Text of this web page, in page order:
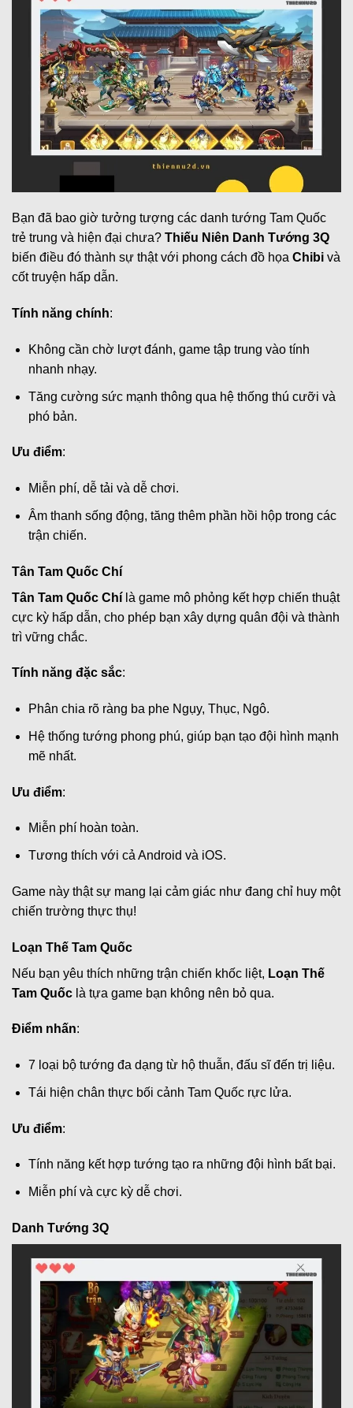
Bạn đã bao giờ tưởng tượng các danh tướng Tam Quốc
trẻ trung và hiện đại chưa? Thiếu Niên Danh Tướng 3Q
biến điều đó thành sự thật với phong cách đồ họa Chibi và
cốt truyện hấp dẫn.
Tính năng chính:
Không cần chờ lượt đánh, game tập trung vào tính
nhanh nhạy.
Tăng cường sức mạnh thông qua hệ thống thú cưỡi và
phó bản.
Ưu điểm:
Miễn phí, dễ tải và dễ chơi.
Âm thanh sống động, tăng thêm phần hồi hộp trong các
trận chiến.
Tân Tam Quốc Chí
Tân Tam Quốc Chí là game mô phỏng kết hợp chiến thuật
cực kỳ hấp dẫn, cho phép bạn xây dựng quân đội và thành
trì vững chắc.
Tính năng đặc sắc:
Phân chia rõ ràng ba phe Ngụy, Thục, Ngô.
Hệ thống tướng phong phú, giúp bạn tạo đội hình mạnh
mẽ nhất.
Ưu điểm:
Miễn phí hoàn toàn.
Tương thích với cả Android và iOS.
Game này thật sự mang lại cảm giác như đang chỉ huy một
chiến trường thực thụ!
Loạn Thế Tam Quốc
Nếu bạn yêu thích những trận chiến khốc liệt, Loạn Thế
Tam Quốc là tựa game bạn không nên bỏ qua.
Điểm nhấn:
7 loại bộ tướng đa dạng từ hộ thuẫn, đấu sĩ đến trị liệu.
Tái hiện chân thực bối cảnh Tam Quốc rực lửa.
Ưu điểm:
Tính năng kết hợp tướng tạo ra những đội hình bất bại.
Miễn phí và cực kỳ dễ chơi.
Danh Tướng 3Q